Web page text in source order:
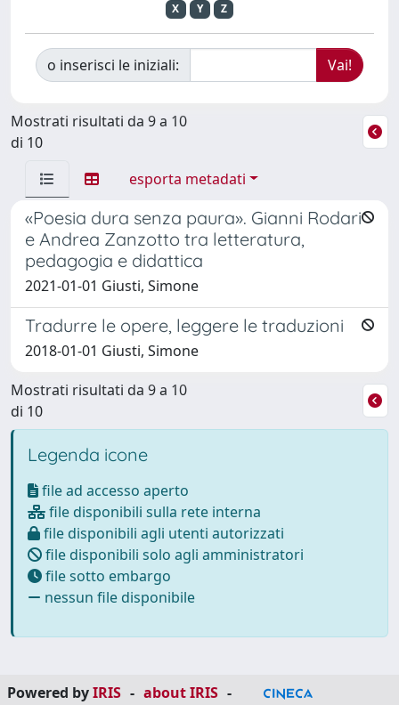
X
Y Z
o inserisci le iniziali:
Mostrati risultati da 9 a 10
di 10
esporta metadati
«Poesia dura senza paura». Gianni Rodari
e Andrea Zanzotto tra letteratura,
pedagogia e didattica
2021-01-01 Giusti, Simone
Tradurre le opere, leggere le traduzioni
2018-01-01 Giusti, Simone
Mostrati risultati da 9 a 10
di 10
Legenda icone
file ad accesso aperto
file disponibili sulla rete interna
file disponibili agli utenti autorizzati
file disponibili solo agli amministratori
file sotto embargo
nessun file disponibile
Powered byIRIS - about IRIS -